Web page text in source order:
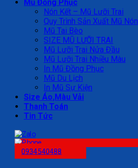
Mũ Đồng Phục
Nón Kết – Mũ Lưỡi Trai
Quy Trình Sản Xuất Mũ Nón
Mũ Tai Bèo
SIZE MŨ LƯỠI TRAI
Mũ Lưỡi Trai Nửa Đầu
Mũ Lưỡi Trai Nhiều Màu
In Mũ Đồng Phục
Mũ Du Lịch
In Mũ Sự Kiện
Size Áo,Màu Vải
Thanh Toán
Tin Tức
0934540488